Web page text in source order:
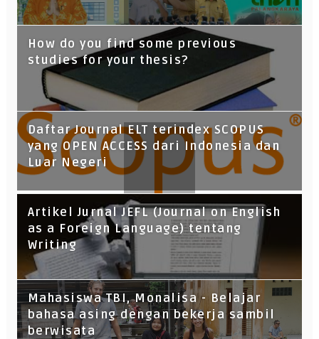
How do you find some previous
studies for your thesis?
Daftar Journal ELT terindex SCOPUS
yang OPEN ACCESS dari Indonesia dan
Luar Negeri
Artikel Jurnal JEFL (Journal on English
as a Foreign Language) tentang
Writing
Mahasiswa TBI, Monalisa - Belajar
bahasa asing dengan bekerja sambil
berwisata